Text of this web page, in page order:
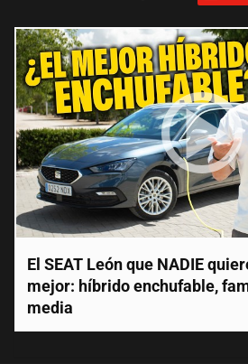
El SEAT León que NADIE
mejor: híbrido enchufable,
media